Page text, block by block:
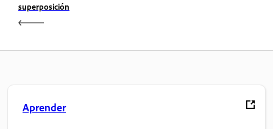
superposición
Aprender